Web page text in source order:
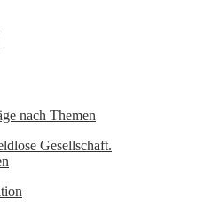
nach Themen
Gesellschaft.